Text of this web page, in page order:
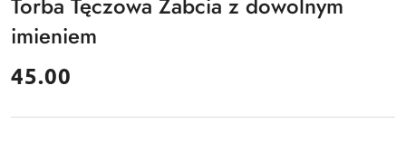
imieniem
cena:
45.00